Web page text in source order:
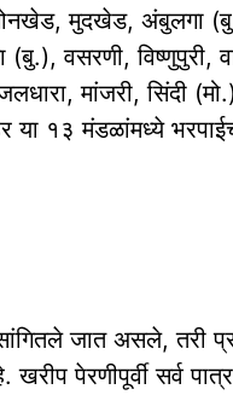
मुदखेड, अंबुलगा
वसरणी, विष्णुपुरी,
मांजरी, सिंदी
या १३ मंडळांमध्ये
जात असले, तरी
पेरणीपूर्वी सर्व पात्र